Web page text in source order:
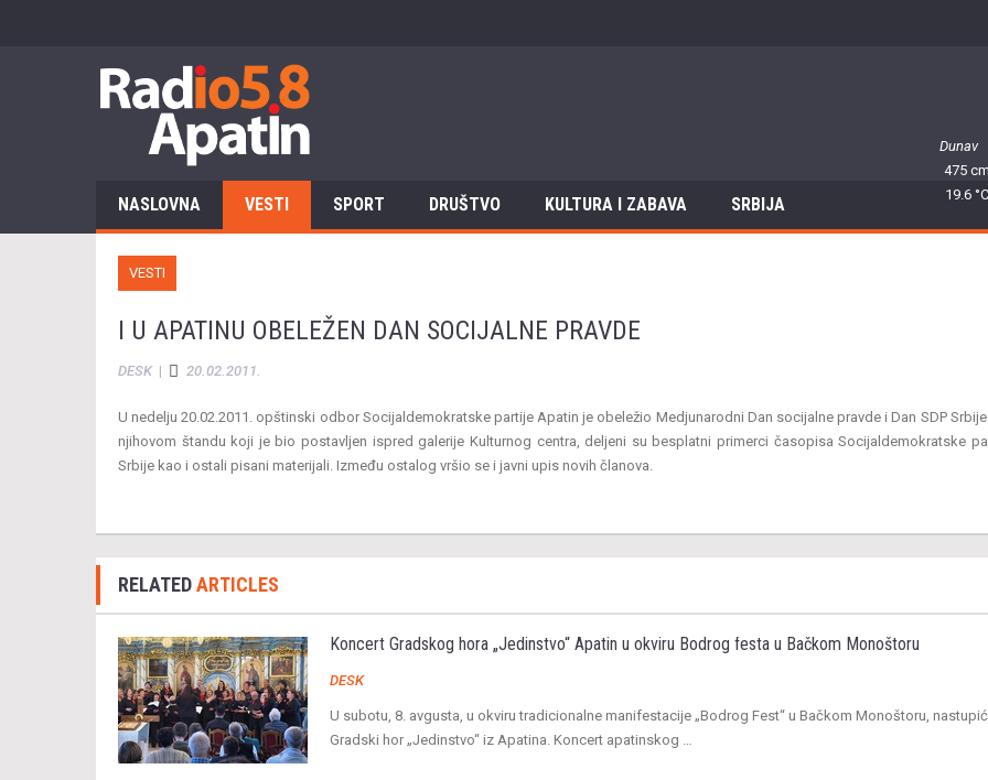
Dunav
475
19.6
NASLOVNA VESTI SPORT DRUŠTVO KULTURA I ZABAVA SRBIJA
VESTI
I U APATINU OBELEŽEN DAN SOCIJALNE PRAVDE
DESK| 20.02.2011.
U nedelju 20.02.2011. opštinski odbor Socijaldemokratske partije Apatin je obeležio Medjunarodni Dan socijalne pravde i Dan SDP
njihovom štandu koji je bio postavljen ispred galerije Kulturnog centra, deljeni su besplatni primerci časopisa Socijaldemokratske
Srbije kao i ostali pisani materijali. Između ostalog vršio se i javni upis novih članova.
RELATEDARTICLES
Koncert Gradskog hora „Jedinstvo“ Apatin u okviru Bodrog festa u Bačkom Monoštoru
DESK
U subotu, 8. avgusta, u okviru tradicionalne manifestacije „Bodrog Fest“ u Bačkom Monoštoru,
Gradski hor „Jedinstvo“ iz Apatina. Koncert apatinskog …